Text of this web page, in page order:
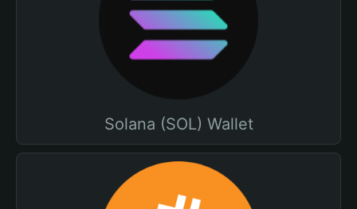
Solana (SOL) Wallet